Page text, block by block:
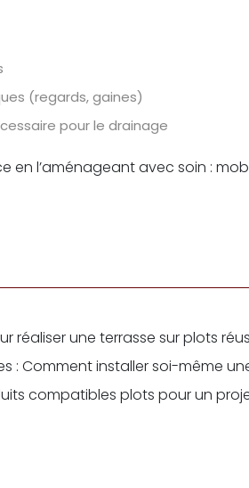
(regards, gaines)
pour le drainage
l’aménageant avec soin :
une terrasse sur plots
: Comment installer soi-même
compatibles plots pour un